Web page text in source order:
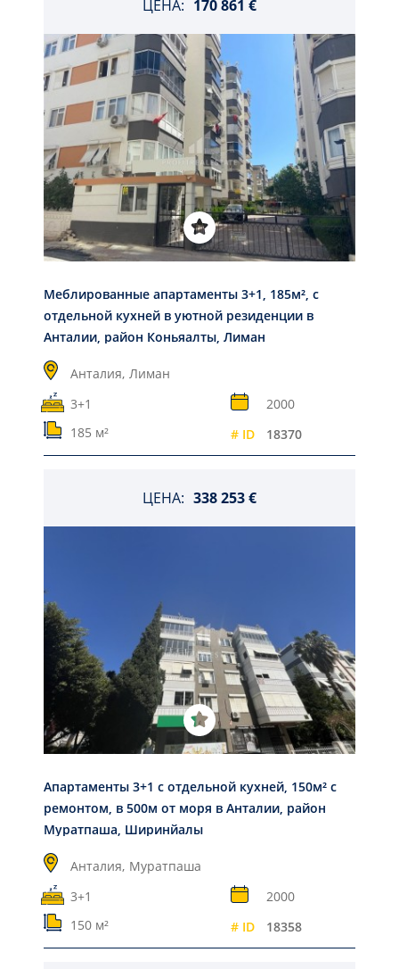
ЦЕНА: 170 861 €
Меблированные апартаменты 3+1, 185м², с
отдельной кухней в уютной резиденции в
Анталии, район Коньяалты, Лиман
Анталия, Лиман
3+1
2000
185 м²
# ID 18370
ЦЕНА: 338 253 €
Апартаменты 3+1 с отдельной кухней, 150м² с
ремонтом, в 500м от моря в Анталии, район
Муратпаша, Ширинйалы
Анталия, Муратпаша
3+1
2000
150 м²
# ID 18358